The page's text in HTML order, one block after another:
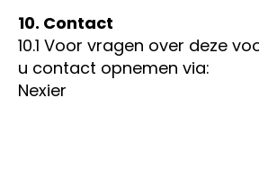
10. Contact
10.1 Voor vragen over deze
u contact opnemen via:
Nexier